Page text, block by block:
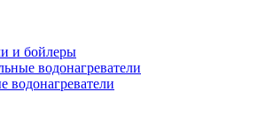
и бойлеры
водонагреватели
водонагреватели